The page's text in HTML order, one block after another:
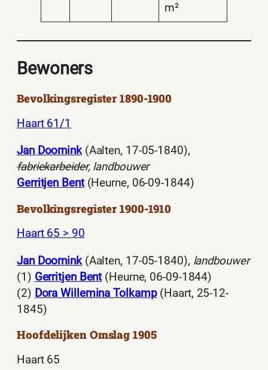
m²
Bewoners
Bevolkingsregister 1890-1900
Haart 61/1
Jan Doornink(Aalten, 17-05-1840),
fabriekarbeider, landbouwer
Gerritjen Bent(Heurne, 06-09-1844)
Bevolkingsregister 1900-1910
Haart 65 > 90
Jan Doornink(Aalten, 17-05-1840), landbouwer
(1) Gerritjen Bent(Heurne, 06-09-1844)
(2) Dora Willemina Tolkamp(Haart, 25-12-
1845)
Hoofdelijken Omslag 1905
Haart 65